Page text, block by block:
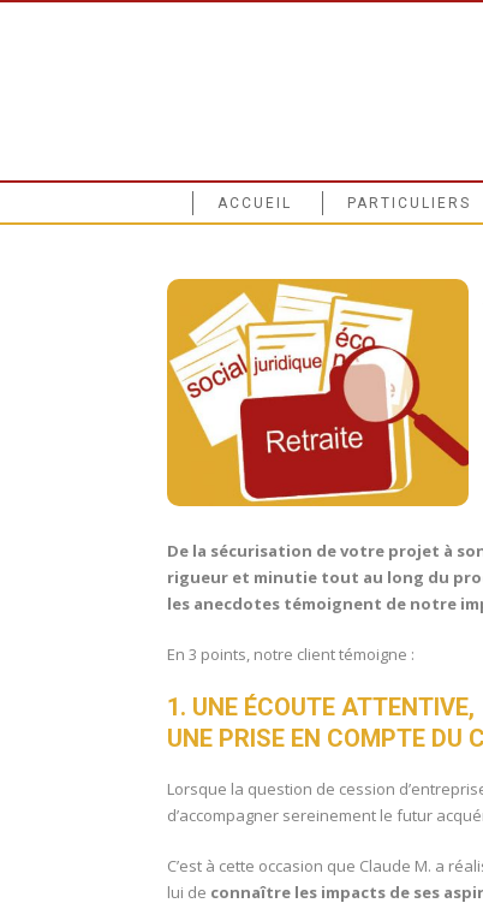
ACCUEIL PARTICULIERS
De la sécurisation de votre projet à
rigueur et minutie tout au long du
les anecdotes témoignent de notre
En 3 points, notre client témoigne :
1. UNE ÉCOUTE ATTENTIVE,
UNE PRISE EN COMPTE DU
Lorsque la question de cession
d’accompagner sereinement le futur
C’est à cette occasion que Claude M. a
lui de connaître les impacts de ses